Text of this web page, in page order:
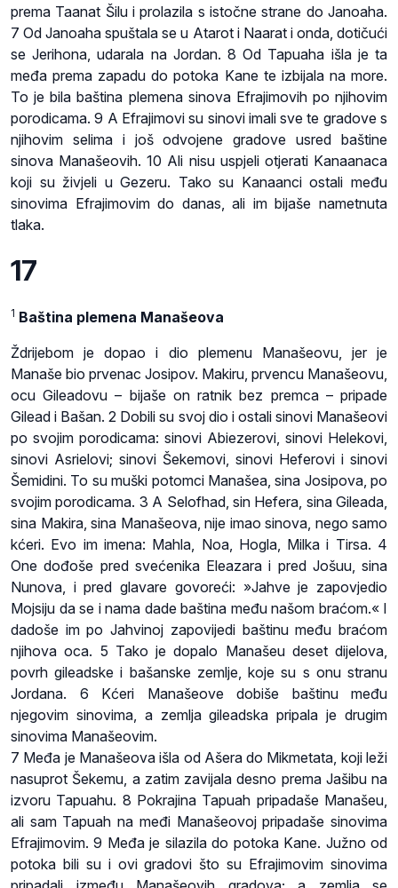
prema Taanat Šilu i prolazila s istočne strane do Janoaha.
7 Od Janoaha spuštala se u Atarot i Naarat i onda, dotičući
se Jerihona, udarala na Jordan. 8 Od Tapuaha išla je ta
međa prema zapadu do potoka Kane te izbijala na more.
To je bila baština plemena sinova Efrajimovih po njihovim
porodicama. 9 A Efrajimovi su sinovi imali sve te gradove s
njihovim selima i još odvojene gradove usred baštine
sinova Manašeovih. 10 Ali nisu uspjeli otjerati Kanaanaca
koji su živjeli u Gezeru. Tako su Kanaanci ostali među
sinovima Efrajimovim do danas, ali im bijaše nametnuta
tlaka.
17
1 Baština plemena Manašeova
Ždrijebom je dopao i dio plemenu Manašeovu, jer je
Manaše bio prvenac Josipov. Makiru, prvencu Manašeovu,
ocu Gileadovu – bijaše on ratnik bez premca – pripade
Gilead i Bašan. 2 Dobili su svoj dio i ostali sinovi Manašeovi
po svojim porodicama: sinovi Abiezerovi, sinovi Helekovi,
sinovi Asrielovi; sinovi Šekemovi, sinovi Heferovi i sinovi
Šemidini. To su muški potomci Manašea, sina Josipova, po
svojim porodicama. 3 A Selofhad, sin Hefera, sina Gileada,
sina Makira, sina Manašeova, nije imao sinova, nego samo
kćeri. Evo im imena: Mahla, Noa, Hogla, Milka i Tirsa. 4
One dođoše pred svećenika Eleazara i pred Jošuu, sina
Nunova, i pred glavare govoreći: »Jahve je zapovjedio
Mojsiju da se i nama dade baština među našom braćom.« I
dadoše im po Jahvinoj zapovijedi baštinu među braćom
njihova oca. 5 Tako je dopalo Manašeu deset dijelova,
povrh gileadske i bašanske zemlje, koje su s onu stranu
Jordana. 6 Kćeri Manašeove dobiše baštinu među
njegovim sinovima, a zemlja gileadska pripala je drugim
sinovima Manašeovim.
7 Međa je Manašeova išla od Ašera do Mikmetata, koji leži
nasuprot Šekemu, a zatim zavijala desno prema Jašibu na
izvoru Tapuahu. 8 Pokrajina Tapuah pripadaše Manašeu,
ali sam Tapuah na međi Manašeovoj pripadaše sinovima
Efrajimovim. 9 Međa je silazila do potoka Kane. Južno od
potoka bili su i ovi gradovi što su Efrajimovim sinovima